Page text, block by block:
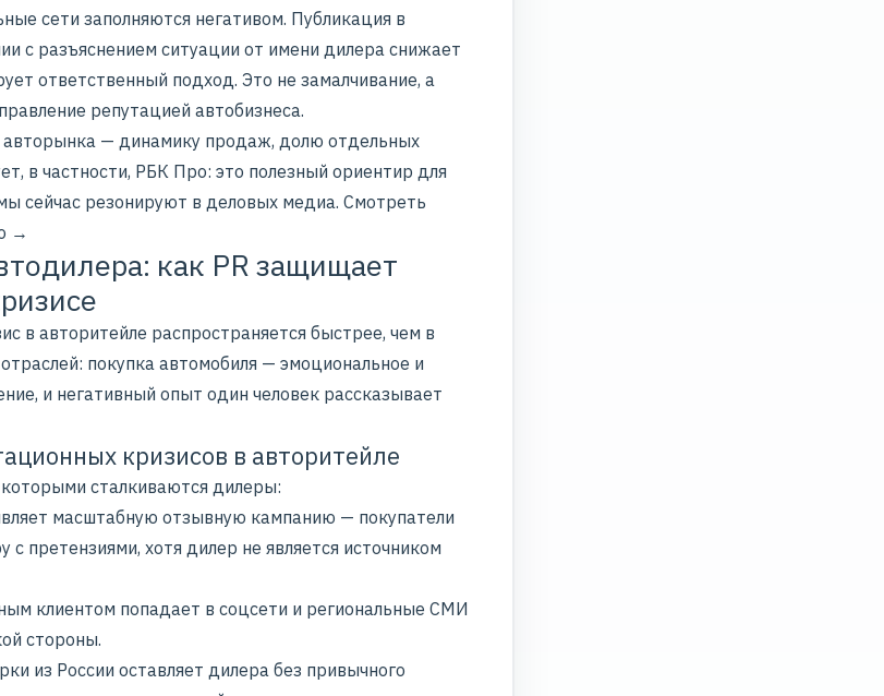
сети заполняются негативом. Публикация в
с разъяснением ситуации от имени дилера снижает
ответственный подход. Это не замалчивание, а
репутацией автобизнеса.
авторынка — динамику продаж, долю отдельных
в частности, РБК Про: это полезный ориентир для
сейчас резонируют в деловых медиа. Смотреть
→
как PR защищает
в авторитейле распространяется быстрее, чем в
покупка автомобиля — эмоциональное и
и негативный опыт один человек рассказывает
кризисов в авторитейле
сталкиваются дилеры:
масштабную отзывную кампанию — покупатели
претензиями, хотя дилер не является источником
клиентом попадает в соцсети и региональные СМИ
стороны.
из России оставляет дилера без привычного